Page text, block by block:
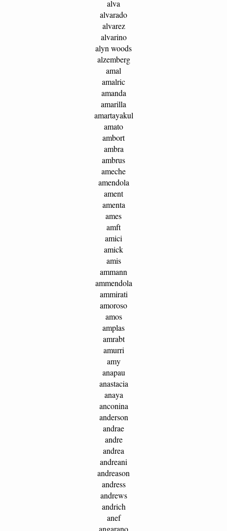
alva
alvarado
alvarez
alvarino
alyn woods
alzemberg
amal
amalric
amanda
amarilla
amartayakul
amato
ambort
ambra
ambrus
ameche
amendola
ament
amenta
ames
amft
amici
amick
amis
ammann
ammendola
ammirati
amoroso
amos
amplas
amrabt
amurri
amy
anapau
anastacia
anaya
anconina
anderson
andrae
andre
andrea
andreani
andreason
andress
andrews
andrich
anef
angarano